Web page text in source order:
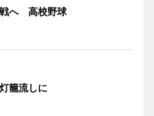
へ 高校野球
籠流しに